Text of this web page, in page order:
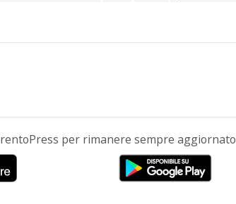
per rimanere sempre aggiornato